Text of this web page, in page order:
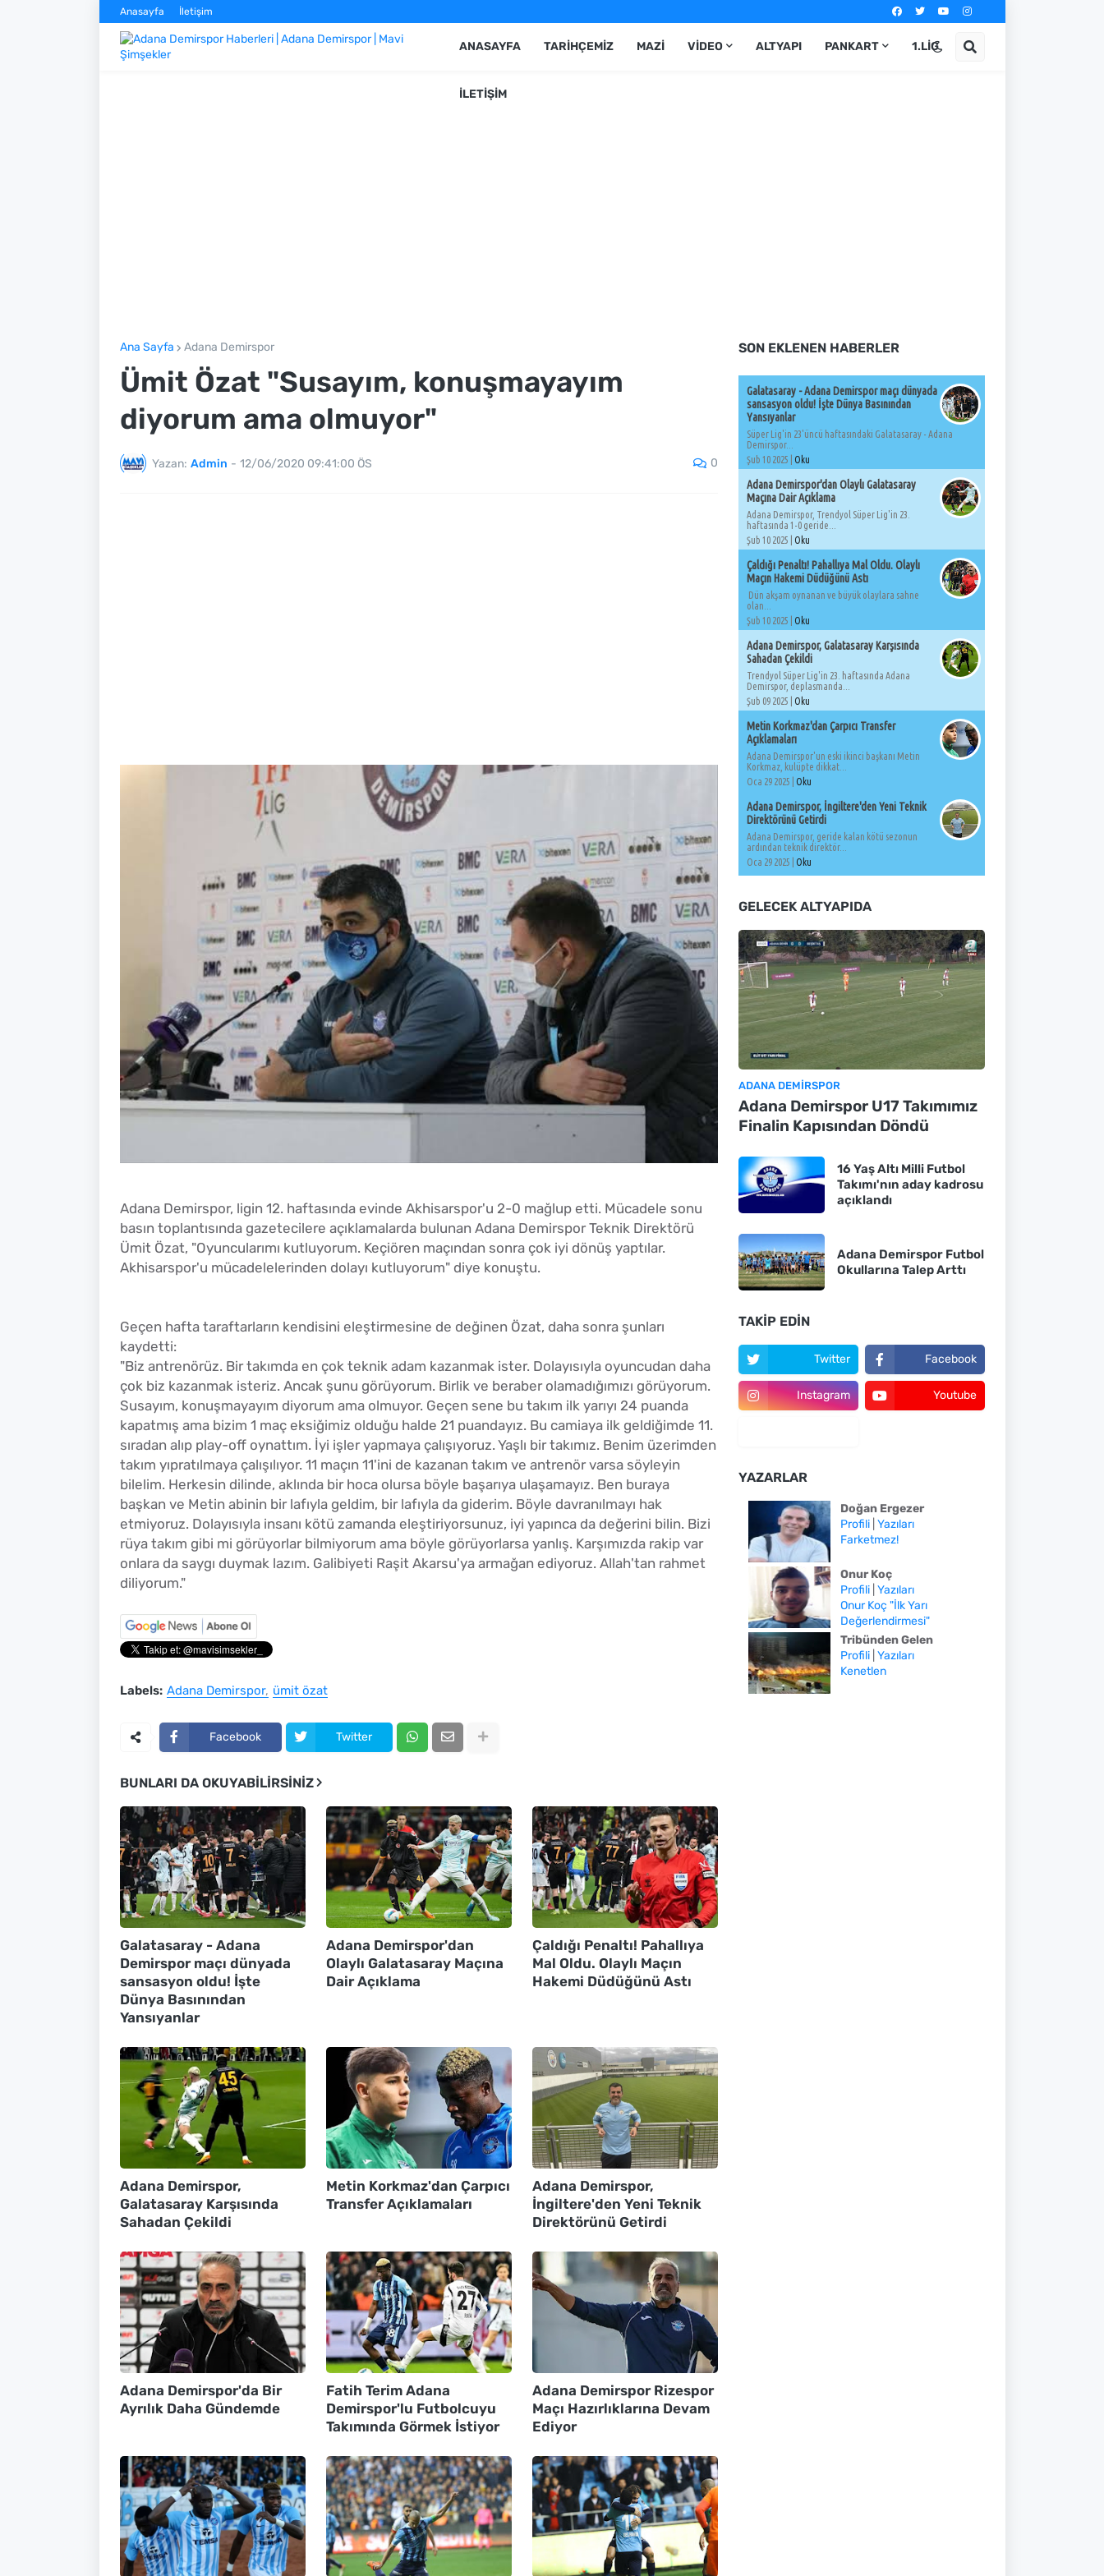
Anasayfa İletişim
ANASAYFA TARIHÇEMIZ MAZI VIDEO ALTYAPI PANKART 1.LIG
İLETIŞIM
Ana Sayfa Adana Demirspor
Ümit Özat "Susayım, konuşmayayım
diyorum ama olmuyor"
Yazan: Admin - 12/06/2020 09:41:00 ÖS 0
Adana Demirspor, ligin 12. haftasında evinde Akhisarspor'u 2-0 mağlup etti. Mücadele sonu
basın toplantısında gazetecilere açıklamalarda bulunan Adana Demirspor Teknik Direktörü
Ümit Özat, "Oyuncularımı kutluyorum. Keçiören maçından sonra çok iyi dönüş yaptılar.
Akhisarspor'u mücadelelerinden dolayı kutluyorum" diye konuştu.
Geçen hafta taraftarların kendisini eleştirmesine de değinen Özat, daha sonra şunları
kaydetti:
"Biz antrenörüz. Bir takımda en çok teknik adam kazanmak ister. Dolayısıyla oyuncudan daha
çok biz kazanmak isteriz. Ancak şunu görüyorum. Birlik ve beraber olamadığımızı görüyorum.
Susayım, konuşmayayım diyorum ama olmuyor. Geçen sene bu takım ilk yarıyı 24 puanda
kapatmış ama bizim 1 maç eksiğimiz olduğu halde 21 puandayız. Bu camiaya ilk geldiğimde 11.
sıradan alıp play-off oynattım. İyi işler yapmaya çalışıyoruz. Yaşlı bir takımız. Benim üzerimden
takım yıpratılmaya çalışılıyor. 11 maçın 11'ini de kazanan takım ve antrenör varsa söyleyin
bilelim. Herkesin dilinde, aklında bir hoca olursa böyle başarıya ulaşamayız. Ben buraya
başkan ve Metin abinin bir lafıyla geldim, bir lafıyla da giderim. Böyle davranılmayı hak
etmiyoruz. Dolayısıyla insanı kötü zamanda eleştiriyorsunuz, iyi yapınca da değerini bilin. Bizi
rüya takım gibi mi görüyorlar bilmiyorum ama böyle görüyorlarsa yanlış. Karşımızda rakip var
onlara da saygı duymak lazım. Galibiyeti Raşit Akarsu'ya armağan ediyoruz. Allah'tan rahmet
diliyorum."
Labels: Adana Demirspor ümit özat
Facebook Twitter
BUNLARI DA OKUYABILIRSINIZ
Galatasaray - Adana
Demirspor maçı dünyada
sansasyon oldu! İşte
Dünya Basınından
Yansıyanlar
Adana Demirspor'dan
Olaylı Galatasaray Maçına
Dair Açıklama
Çaldığı Penaltı! Pahallıya
Mal Oldu. Olaylı Maçın
Hakemi Düdüğünü Astı
Adana Demirspor,
Galatasaray Karşısında
Sahadan Çekildi
Metin Korkmaz'dan Çarpıcı
Transfer Açıklamaları
Adana Demirspor,
İngiltere'den Yeni Teknik
Direktörünü Getirdi
Adana Demirspor'da Bir
Ayrılık Daha Gündemde
Fatih Terim Adana
Demirspor'lu Futbolcuyu
Takımında Görmek İstiyor
Adana Demirspor Rizespor
Maçı Hazırlıklarına Devam
Ediyor
SON EKLENEN HABERLER
Galatasaray - Adana Demirspor maçı dünyada
sansasyon oldu! İşte Dünya Basınından
Yansıyanlar
Süper Lig'in 23'üncü haftasındaki Galatasaray - Adana
Demirspor...
Şub 10 2025 |
Oku
Adana Demirspor'dan Olaylı Galatasaray
Maçına Dair Açıklama
Adana Demirspor, Trendyol Süper Lig'in 23.
haftasında 1-0 geride...
Şub 10 2025 |
Oku
Çaldığı Penaltı! Pahallıya Mal Oldu. Olaylı
Maçın Hakemi Düdüğünü Astı
Dün akşam oynanan ve büyük olaylara sahne
olan...
Şub 10 2025 |
Oku
Adana Demirspor, Galatasaray Karşısında
Sahadan Çekildi
Trendyol Süper Lig'in 23. haftasında Adana
Demirspor, deplasmanda...
Şub 09 2025 |
Oku
Metin Korkmaz'dan Çarpıcı Transfer
Açıklamaları
Adana Demirspor'un eski ikinci başkanı Metin
Korkmaz, kulüpte dikkat...
Oca 29 2025 |
Oku
Adana Demirspor, İngiltere'den Yeni Teknik
Direktörünü Getirdi
Adana Demirspor, geride kalan kötü sezonun
ardından teknik direktör...
Oca 29 2025 |
Oku
GELECEK ALTYAPIDA
ADANA DEMIRSPOR
Adana Demirspor U17 Takımımız
Finalin Kapısından Döndü
16 Yaş Altı Milli Futbol
Takımı'nın aday kadrosu
açıklandı
Adana Demirspor Futbol
Okullarına Talep Arttı
TAKIP EDIN
Twitter Facebook
Instagram Youtube
YAZARLAR
Doğan Ergezer
Profili| Yazıları
Farketmez!
Onur Koç
Profili| Yazıları
Onur Koç "İlk Yarı
Değerlendirmesi"
Tribünden Gelen
Profili| Yazıları
Kenetlen